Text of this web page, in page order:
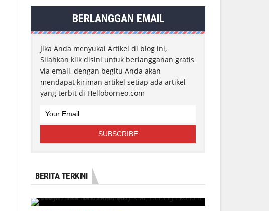
BERLANGGAN EMAIL
Jika Anda menyukai Artikel di blog ini,
Silahkan klik disini untuk berlangganan gratis
via email, dengan begitu Anda akan
mendapat kiriman artikel setiap ada artikel
yang terbit di Helloborneo.com
BERITA TERKINI